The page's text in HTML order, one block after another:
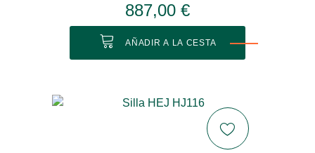
887,00 €
AÑADIR A LA CESTA